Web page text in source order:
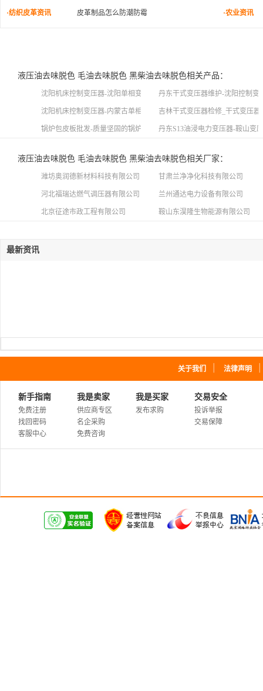
·纺织皮革资讯 皮革制品怎么防潮防霉 ·农业资讯
液压油去味脱色 毛油去味脱色 黑柴油去味脱色相关产品：
沈阳机床控制变压器-沈阳单相变压器-沈阳单相变压器厂家
丹东干式变压器维护-沈阳控制变
沈阳机床控制变压器-内蒙古单相变压器批发吉林干式变压器检修_干式变压器
锅炉包皮板批发-质量坚固的锅炉包皮板上哪买丹东S13油浸电力变压器-鞍山变
液压油去味脱色 毛油去味脱色 黑柴油去味脱色相关厂家：
潍坊奥润德新材料科技有限公司 甘肃兰净净化科技有限公司
河北福瑞达燃气调压器有限公司 兰州通达电力设备有限公司
北京征途市政工程有限公司 鞍山东淏隆生物能源有限公司
最新资讯
关于我们 法律声明
新手指南
免费注册
找回密码
客服中心
我是卖家
供应商专区
名企采购
免费咨询
我是买家
发布求购
交易安全
投诉举报
交易保障